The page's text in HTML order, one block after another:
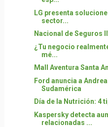
LG presenta
sector...
Nacional de Seguros
¿Tu negocio
mé...
Mall Aventura Santa
Ford anuncia a
Sudamérica
Día de la Nutrición: 4
Kaspersky detecta
relacionadas ...